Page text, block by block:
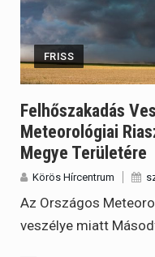
FRISS
Felhőszakadás
Meteorológiai
Megye Területére
Körös Hírcentrum
Az Országos
veszélye miatt